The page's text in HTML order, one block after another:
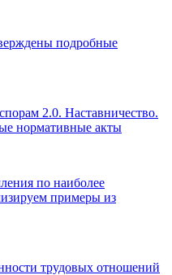
подробные
2.0. Наставничество.
нормативные акты
по наиболее
примеры из
трудовых отношений